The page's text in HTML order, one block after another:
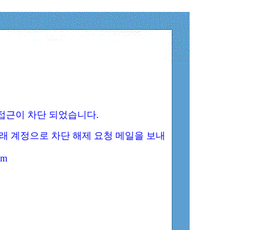
근이 차단 되었습니다.
계정으로 차단 해제 요청 메일을 보내